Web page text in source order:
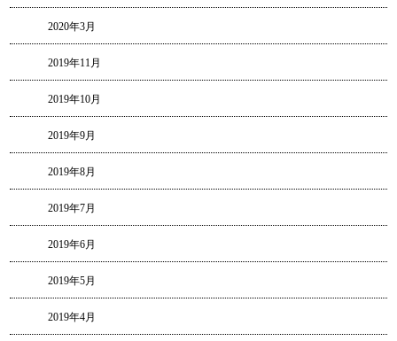
2020年3月
2019年11月
2019年10月
2019年9月
2019年8月
2019年7月
2019年6月
2019年5月
2019年4月